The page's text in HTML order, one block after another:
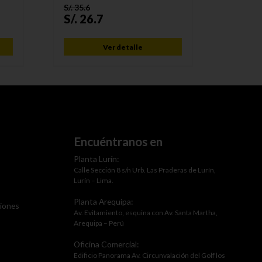
S/.35.6
S/. 26.7
Ver detalle
Encuéntranos en
Planta Lurín:
Calle Sección 8 s/n Urb. Las Praderas de Lurín,
Lurín – Lima.
Planta Arequipa:
Av. Evitamiento, esquina con Av. Santa Martha,
Arequipa – Perú
Oficina Comercial:
Edificio Panorama Av. Circunvalación del Golf los